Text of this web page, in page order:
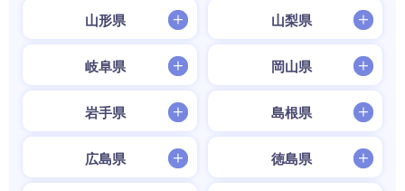
山形県 山梨県
岐阜県 岡山県
岩手県 島根県
広島県 徳島県